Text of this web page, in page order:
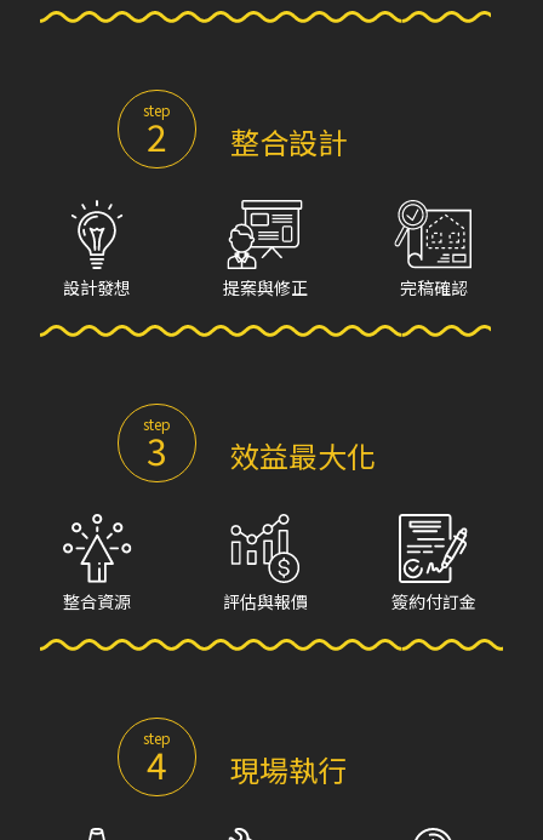
step
2 整合設計
設計發想 提案與修正 完稿確認
step
3 效益最大化
整合資源 評估與報價 簽約付訂金
step
4 現場執行